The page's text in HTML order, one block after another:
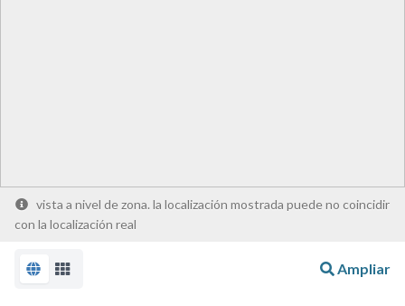
vista a nivel de zona. la localización mostrada puede no coincidir
con la localización real
Ampliar